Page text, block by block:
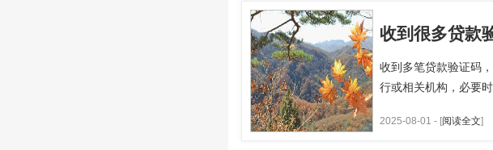
收到很多贷款
收到多笔贷款验证码
行或相关机构，必要
2025-08-01 - [阅读全文]